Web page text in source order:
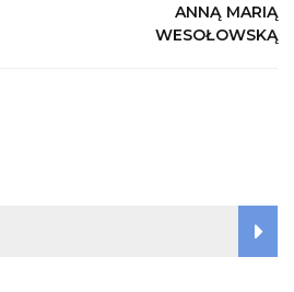
ANNĄ MARIĄ
WESOŁOWSKĄ